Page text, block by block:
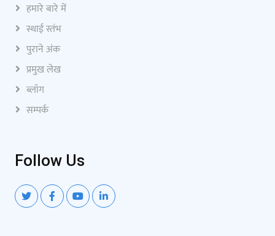
हमारे बारे में
स्थाई स्तंभ
पुराने अंक
प्रमुख लेख
ब्लॉग
सम्पर्क
Follow Us